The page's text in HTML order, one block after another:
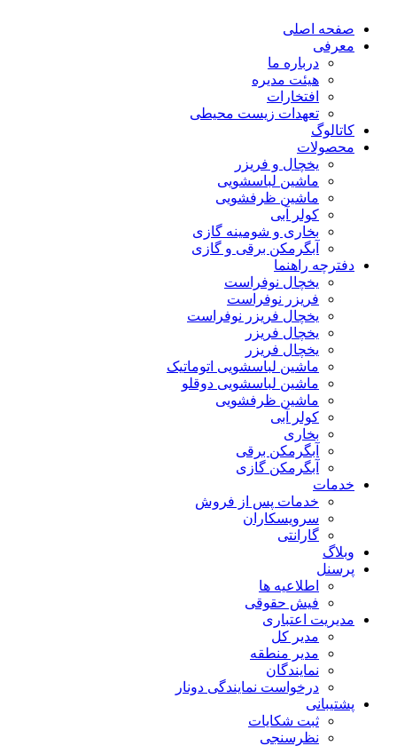
صفحه اصلی
معرفی
درباره ما
هیئت مدیره
افتخارات
تعهدات زیست محیطی
کاتالوگ
محصولات
یخچال و فریزر
ماشین لباسشویی
ماشین ظرفشویی
کولر آبی
بخاری و شومینه گازی
آبگرمکن برقی و گازی
دفترچه راهنما
یخچال نوفراست
فریزر نوفراست
یخچال فریزر نوفراست
یخچال فریزر
یخچال فریزر
ماشین لباسشویی اتوماتیک
ماشین لباسشویی دوقلو
ماشین ظرفشویی
کولر آبی
بخاری
آبگرمکن برقی
آبگرمکن گازی
خدمات
خدمات پس از فروش
سرویسکاران
گارانتی
وبلاگ
پرسنل
اطلاعیه ها
فیش حقوقی
مدیریت اعتباری
مدیر کل
مدیر منطقه
نمایندگان
درخواست نمایندگی دونار
پشتیبانی
ثبت شکایات
نظرسنجی